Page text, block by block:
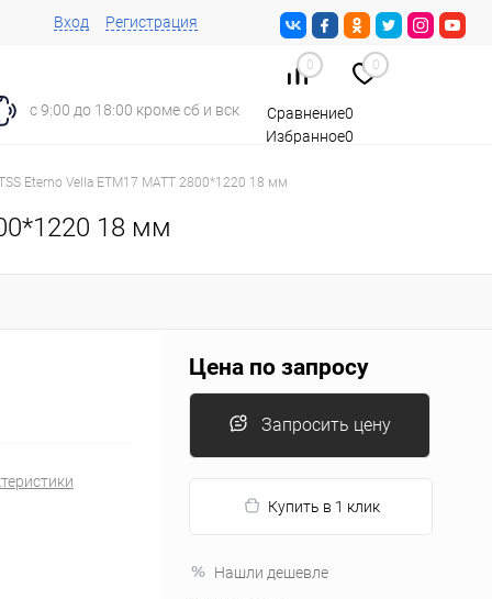
Вход Регистрация
с 9:00 до 18:00 кроме сб и вск
0 0
Сравнение0
Избранное0
Eterno Vella ETM17 MATT 2800*1220 18 мм
18 мм
Цена по запросу
Запросить цену
Купить в 1 клик
Нашли дешевле